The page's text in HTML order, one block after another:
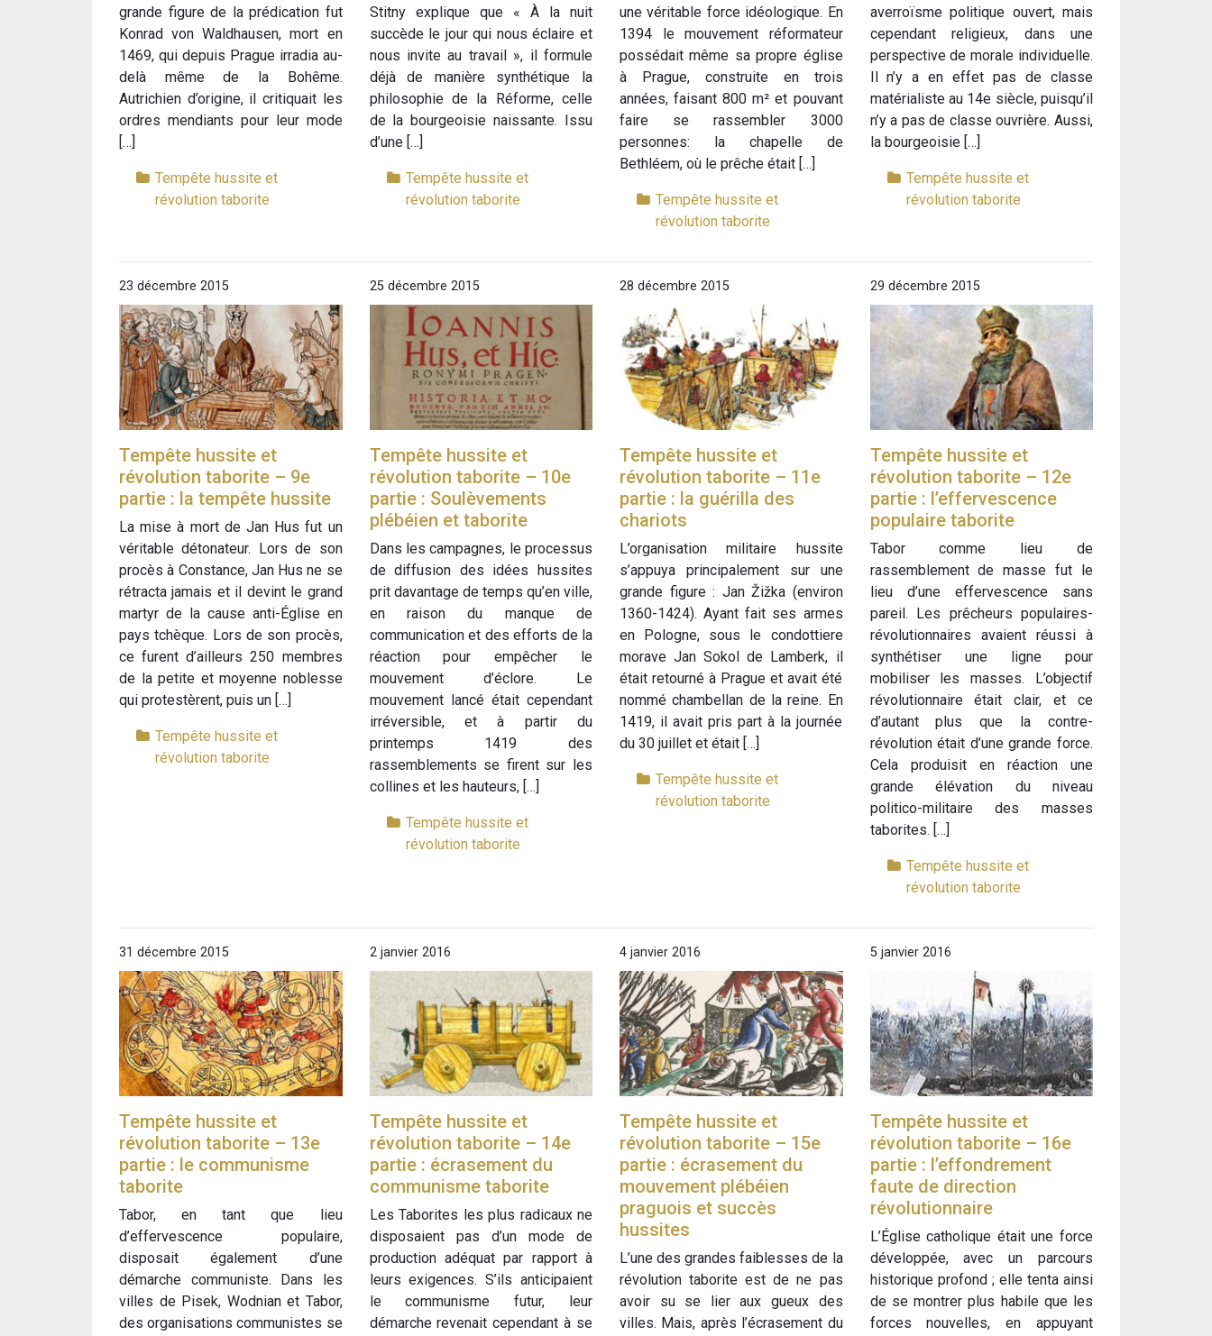
grande figure de la prédication fut
Konrad von Waldhausen, mort en
1469, qui depuis Prague irradia au-
delà même de la Bohême.
Autrichien d’origine, il critiquait les
ordres mendiants pour leur mode
[…]
Tempête hussite et
révolution taborite
Stitny explique que « À la nuit
succède le jour qui nous éclaire et
nous invite au travail », il formule
déjà de manière synthétique la
philosophie de la Réforme, celle
de la bourgeoisie naissante. Issu
d’une […]
Tempête hussite et
révolution taborite
une véritable force idéologique. En
1394 le mouvement réformateur
possédait même sa propre église
à Prague, construite en trois
années, faisant 800 m² et pouvant
faire se rassembler 3000
personnes: la chapelle de
Bethléem, où le prêche était […]
Tempête hussite et
révolution taborite
averroïsme politique ouvert, mais
cependant religieux, dans une
perspective de morale individuelle.
Il n’y a en effet pas de classe
matérialiste au 14e siècle, puisqu’il
n’y a pas de classe ouvrière. Aussi,
la bourgeoisie […]
Tempête hussite et
révolution taborite
23 décembre 2015
Tempête hussite et
révolution taborite – 9e
partie : la tempête hussite
La mise à mort de Jan Hus fut un
véritable détonateur. Lors de son
procès à Constance, Jan Hus ne se
rétracta jamais et il devint le grand
martyr de la cause anti-Église en
pays tchèque. Lors de son procès,
ce furent d’ailleurs 250 membres
de la petite et moyenne noblesse
qui protestèrent, puis un […]
Tempête hussite et
révolution taborite
25 décembre 2015
Tempête hussite et
révolution taborite – 10e
partie : Soulèvements
plébéien et taborite
Dans les campagnes, le processus
de diffusion des idées hussites
prit davantage de temps qu’en ville,
en raison du manque de
communication et des efforts de la
réaction pour empêcher le
mouvement d’éclore. Le
mouvement lancé était cependant
irréversible, et à partir du
printemps 1419 des
rassemblements se firent sur les
collines et les hauteurs, […]
Tempête hussite et
révolution taborite
28 décembre 2015
Tempête hussite et
révolution taborite – 11e
partie : la guérilla des
chariots
L’organisation militaire hussite
s’appuya principalement sur une
grande figure : Jan Žižka (environ
1360-1424). Ayant fait ses armes
en Pologne, sous le condottiere
morave Jan Sokol de Lamberk, il
était retourné à Prague et avait été
nommé chambellan de la reine. En
1419, il avait pris part à la journée
du 30 juillet et était […]
Tempête hussite et
révolution taborite
29 décembre 2015
Tempête hussite et
révolution taborite – 12e
partie : l’effervescence
populaire taborite
Tabor comme lieu de
rassemblement de masse fut le
lieu d’une effervescence sans
pareil. Les prêcheurs populaires-
révolutionnaires avaient réussi à
synthétiser une ligne pour
mobiliser les masses. L’objectif
révolutionnaire était clair, et ce
d’autant plus que la contre-
révolution était d’une grande force.
Cela produisit en réaction une
grande élévation du niveau
politico-militaire des masses
taborites. […]
Tempête hussite et
révolution taborite
31 décembre 2015
Tempête hussite et
révolution taborite – 13e
partie : le communisme
taborite
Tabor, en tant que lieu
d’effervescence populaire,
disposait également d’une
démarche communiste. Dans les
villes de Pisek, Wodnian et Tabor,
des organisations communistes se
2 janvier 2016
Tempête hussite et
révolution taborite – 14e
partie : écrasement du
communisme taborite
Les Taborites les plus radicaux ne
disposaient pas d’un mode de
production adéquat par rapport à
leurs exigences. S’ils anticipaient
le communisme futur, leur
démarche revenait cependant à se
4 janvier 2016
Tempête hussite et
révolution taborite – 15e
partie : écrasement du
mouvement plébéien
praguois et succès
hussites
L’une des grandes faiblesses de la
révolution taborite est de ne pas
avoir su se lier aux gueux des
villes. Mais, après l’écrasement du
5 janvier 2016
Tempête hussite et
révolution taborite – 16e
partie : l’effondrement
faute de direction
révolutionnaire
L’Église catholique était une force
développée, avec un parcours
historique profond ; elle tenta ainsi
de se montrer plus habile que les
forces nouvelles, en appuyant